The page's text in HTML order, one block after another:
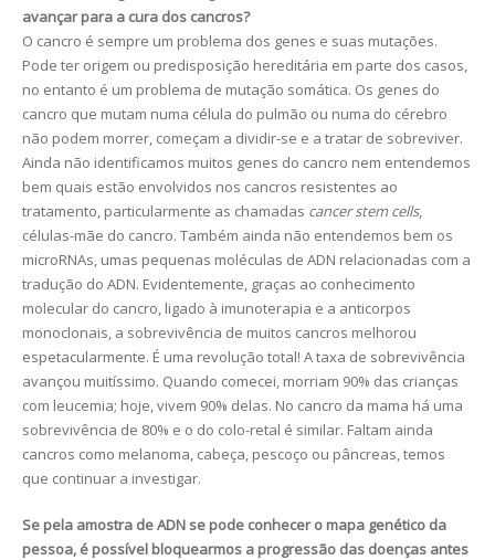
avançar para a cura dos cancros?
O cancro é sempre um problema dos genes e suas mutações.
Pode ter origem ou predisposição hereditária em parte dos casos,
no entanto é um problema de mutação somática. Os genes do
cancro que mutam numa célula do pulmão ou numa do cérebro
não podem morrer, começam a dividir-se e a tratar de sobreviver.
Ainda não identificamos muitos genes do cancro nem entendemos
bem quais estão envolvidos nos cancros resistentes ao
tratamento, particularmente as chamadas cancer stem cells,
células-mãe do cancro. Também ainda não entendemos bem os
microRNAs, umas pequenas moléculas de ADN relacionadas com a
tradução do ADN. Evidentemente, graças ao conhecimento
molecular do cancro, ligado à imunoterapia e a anticorpos
monoclonais, a sobrevivência de muitos cancros melhorou
espetacularmente. É uma revolução total! A taxa de sobrevivência
avançou muitíssimo. Quando comecei, morriam 90% das crianças
com leucemia; hoje, vivem 90% delas. No cancro da mama há uma
sobrevivência de 80% e o do colo-retal é similar. Faltam ainda
cancros como melanoma, cabeça, pescoço ou pâncreas, temos
que continuar a investigar.
Se pela amostra de ADN se pode conhecer o mapa genético da
pessoa, é possível bloquearmos a progressão das doenças antes